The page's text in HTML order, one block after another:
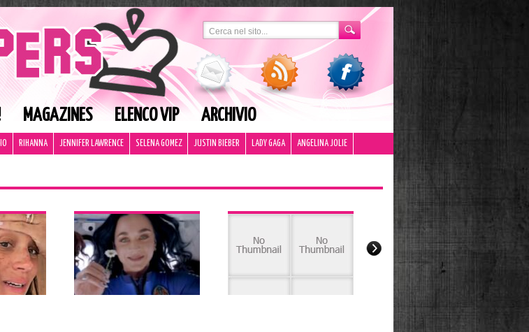
MAGAZINES ELENCO VIP ARCHIVIO
RIHANNA JENNIFER LAWRENCE SELENA GOMEZ JUSTIN BIEBER LADY GAGA ANGELINA JOLIE